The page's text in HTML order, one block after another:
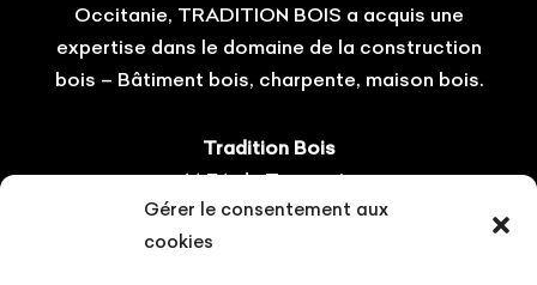
Gérer le consentement aux
cookies
Occitanie, TRADITION BOIS a acquis une
expertise dans le domaine de la construction
bois – Bâtiment bois, charpente, maison bois.
Tradition Bois
14 ZA du Tourneris
31470 Bonrepos-sur-Aussonnelle
Tel : 05.61.08.60.54